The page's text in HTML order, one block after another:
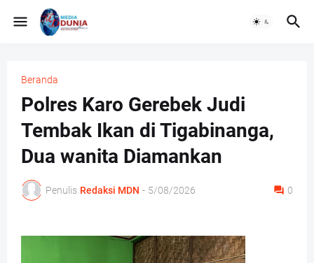
Beranda
Polres Karo Gerebek Judi
Tembak Ikan di Tigabinanga,
Dua wanita Diamankan
Penulis Redaksi MDN - 5/08/2026 0